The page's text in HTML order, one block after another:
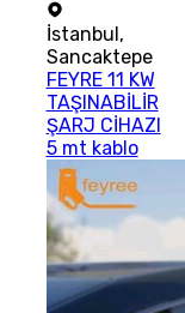
İstanbul,
Sancaktepe
FEYRE 11 KW
TAŞINABİLİR
ŞARJ CİHAZI
5 mt kablo